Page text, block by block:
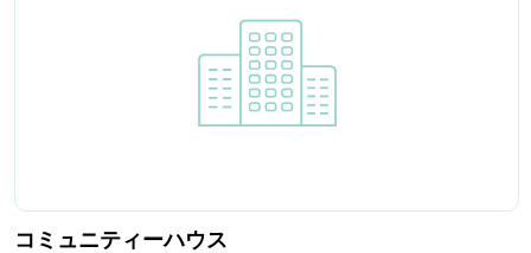
コミュニティーハウス